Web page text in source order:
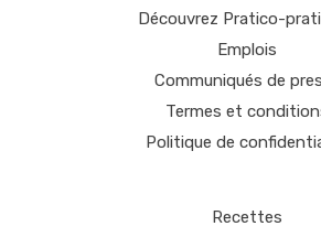
Découvrez Pratico-
Emplois
Communiqués de
Termes et
Politique de
Recettes